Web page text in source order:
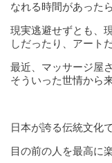
なれる時間があった
現実逃避せずとも、
しだったり、アート
最近、マッサージ屋
そういった世情から
日本が誇る伝統文化
目の前の人を最高に